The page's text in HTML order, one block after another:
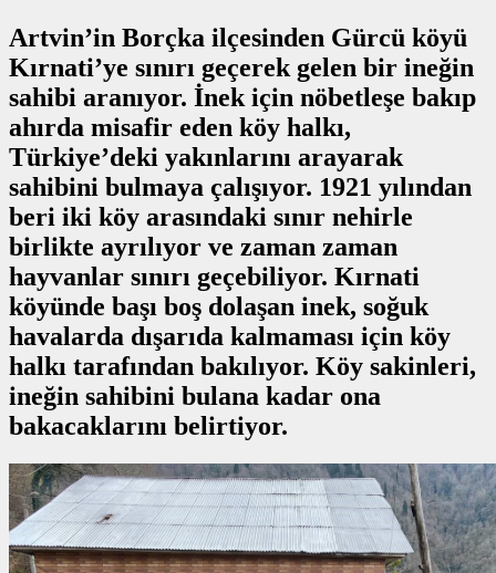
Artvin’in Borçka ilçesinden Gürcü köyü
Kırnati’ye sınırı geçerek gelen bir ineğin
sahibi aranıyor. İnek için nöbetleşe bakıp
ahırda misafir eden köy halkı,
Türkiye’deki yakınlarını arayarak
sahibini bulmaya çalışıyor. 1921 yılından
beri iki köy arasındaki sınır nehirle
birlikte ayrılıyor ve zaman zaman
hayvanlar sınırı geçebiliyor. Kırnati
köyünde başı boş dolaşan inek, soğuk
havalarda dışarıda kalmaması için köy
halkı tarafından bakılıyor. Köy sakinleri,
ineğin sahibini bulana kadar ona
bakacaklarını belirtiyor.